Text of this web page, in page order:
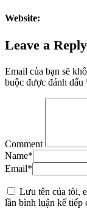
Website:
Leave a Reply
Email của bạn sẽ
buộc được đánh dấu
Comment
Name*
Email*
Lưu tên của tôi,
lần bình luận kế tiếp